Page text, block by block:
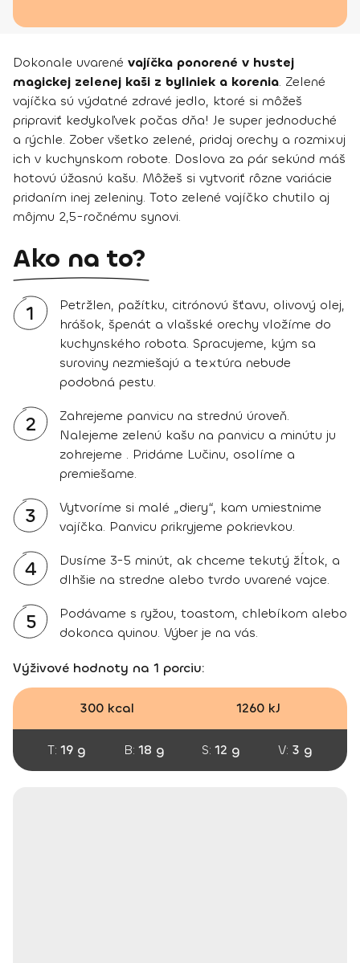
Dokonale uvarené vajíčka ponorené v hustej
magickej zelenej kaši z byliniek a korenia. Zelené
vajíčka sú výdatné zdravé jedlo, ktoré si môžeš
pripraviť kedykoľvek počas dňa! Je super jednoduché
a rýchle. Zober všetko zelené, pridaj orechy a rozmixuj
ich v kuchynskom robote. Doslova za pár sekúnd máš
hotovú úžasnú kašu. Môžeš si vytvoriť rôzne variácie
pridaním inej zeleniny. Toto zelené vajíčko chutilo aj
môjmu 2,5-ročnému synovi.
Ako na to?
1
Petržlen, pažítku, citrónovú šťavu, olivový olej,
hrášok, špenát a vlašské orechy vložíme do
kuchynského robota. Spracujeme, kým sa
suroviny nezmiešajú a textúra nebude
podobná pestu.
2
Zahrejeme panvicu na strednú úroveň.
Nalejeme zelenú kašu na panvicu a minútu ju
zohrejeme . Pridáme Lučinu, osolíme a
premiešame.
3
Vytvoríme si malé „diery“, kam umiestnime
vajíčka. Panvicu prikryjeme pokrievkou.
4
Dusíme 3-5 minút, ak chceme tekutý žĺtok, a
dlhšie na stredne alebo tvrdo uvarené vajce.
5
Podávame s ryžou, toastom, chlebíkom alebo
dokonca quinou. Výber je na vás.
Výživové hodnoty na 1 porciu:
300 kcal 1260 kJ
T: 19 g B: 18 g S: 12 g V: 3 g